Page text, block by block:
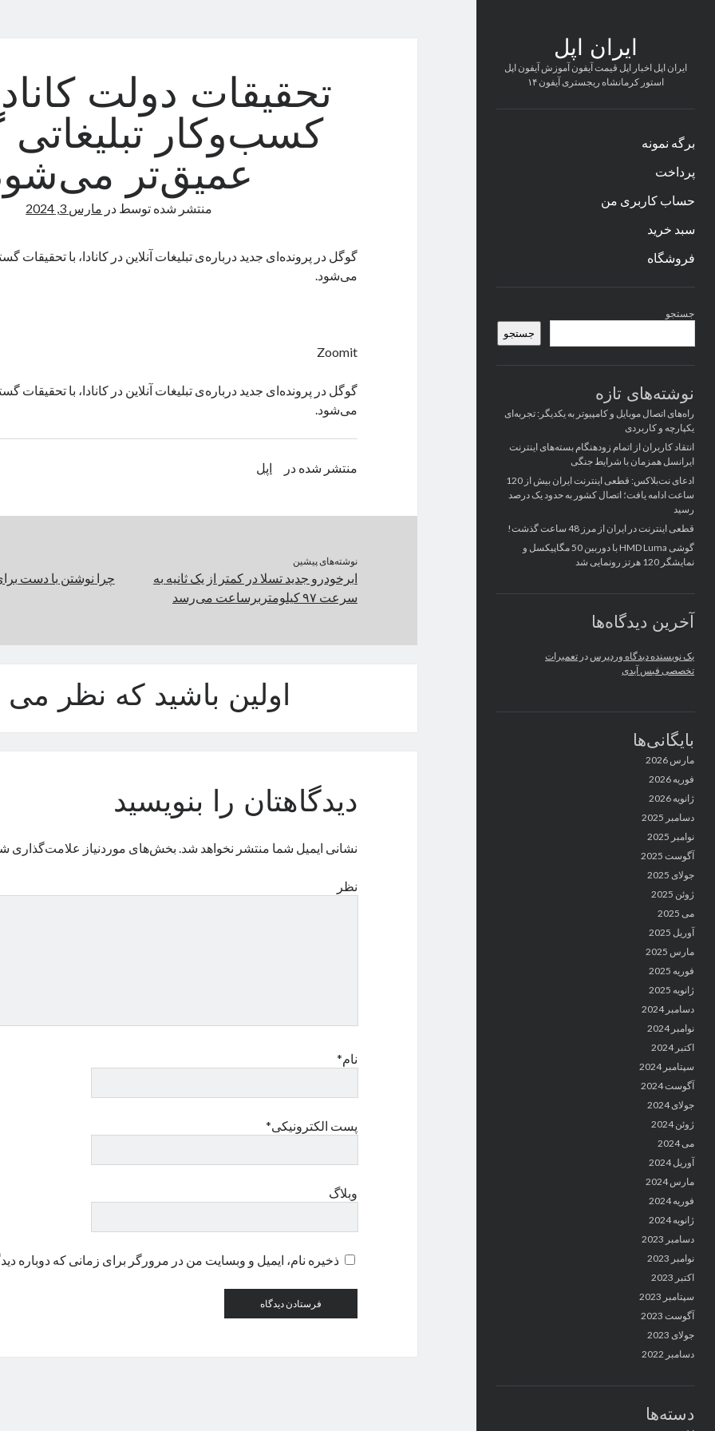
ایران اپل
ایران اپل اخبار اپل قیمت آیفون آموزش آیفون اپل
استور کرمانشاه ریجستری آیفون ۱۴
برگه نمونه
پرداخت
حساب کاربری من
سبد خرید
فروشگاه
کناری
جستجو
جستجو
نوشته‌های تازه
راه‌های اتصال موبایل و کامپیوتر به یکدیگر: تجربه‌ای
یکپارچه و کاربردی
انتقاد کاربران از اتمام زودهنگام بسته‌های اینترنت
ایرانسل همزمان با شرایط جنگی
ادعای نت‌بلاکس: قطعی اینترنت ایران بیش از 120
ساعت ادامه یافت؛ اتصال کشور به حدود یک درصد
رسید
قطعی اینترنت در ایران از مرز 48 ساعت گذشت!
گوشی HMD Luma با دوربین 50 مگاپیکسل و
نمایشگر 120 هرتز رونمایی شد
آخرین دیدگاه‌ها
یک نویسنده دیدگاه وردپرس در تعمیرات
تخصصی فیس آیدی
بایگانی‌ها
مارس 2026
فوریه 2026
ژانویه 2026
دسامبر 2025
نوامبر 2025
آگوست 2025
جولای 2025
ژوئن 2025
می 2025
آوریل 2025
مارس 2025
فوریه 2025
ژانویه 2025
دسامبر 2024
نوامبر 2024
اکتبر 2024
سپتامبر 2024
آگوست 2024
جولای 2024
ژوئن 2024
می 2024
آوریل 2024
مارس 2024
فوریه 2024
ژانویه 2024
دسامبر 2023
نوامبر 2023
اکتبر 2023
سپتامبر 2023
آگوست 2023
جولای 2023
دسامبر 2022
دسته‌ها
تحقیقات دولت
کسب‌و‌کار
عمیق‌تر
منتشر شده توسط در مارس 3, 2024
گوگل در پرونده‌ای جدید درباره‌‌ی تبلیغات آنلاین در کانادا، با تحقیقات
می‌شود.
Zoomit
گوگل در پرونده‌ای جدید درباره‌‌ی تبلیغات آنلاین در کانادا، با تحقیقات
می‌شود.
منتشر شده در اپل
نوشته‌های پیشین
ابرخودرو جدید تسلا در کمتر از یک ثانیه به
سرعت ۹۷ کیلومتربر‌ساعت می‌رسد
چرا نوشتن با دست
اولین باشید که نظر می
دیدگاهتان را بنویسید
نشانی ایمیل شما منتشر نخواهد شد. بخش‌های موردنیاز علامت‌گذاری
نظر
نام*
پست الکترونیکی*
وبلاگ
ذخیره نام، ایمیل و وبسایت من در مرورگر برای زمانی که دوباره